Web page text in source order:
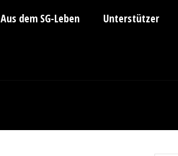
Aus dem SG-Leben Unterstützer